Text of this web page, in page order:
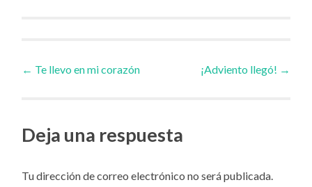
Navegador
artículos
← Te llevo en mi corazón ¡Adviento llegó! →
Deja una respuesta
Tu dirección de correo electrónico no será publicada.